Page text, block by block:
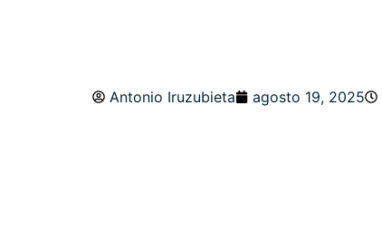
Antonio Iruzubieta agosto 19, 2025